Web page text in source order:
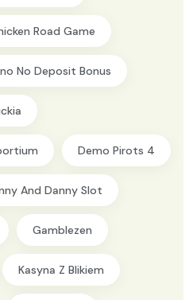
Road Game
No Deposit Bonus
Demo Pirots 4
And Danny Slot
Gamblezen
Kasyna Z Blikiem